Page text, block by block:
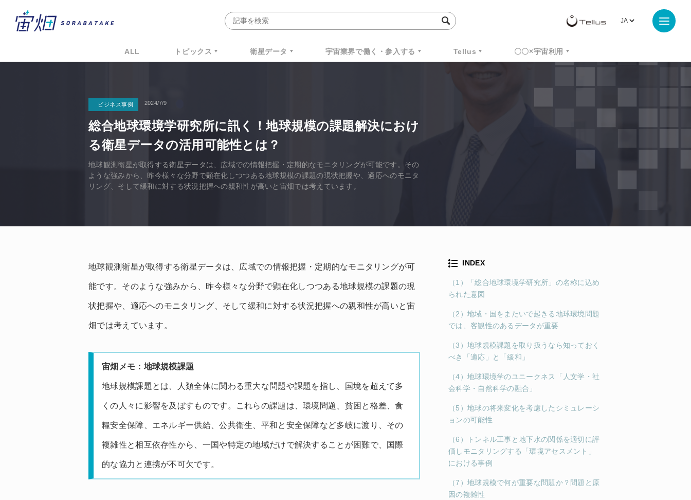
ALL トピックス 衛星データ 宇宙業界で働く・参入する Tellus 〇〇×宇宙利用
ビジネス事例 2024/7/9
総合地球環境学研究所に訊く！地球規模の課題解決におけ
る衛星データの活用可能性とは？
地球観測衛星が取得する衛星データは、広域での情報把握・定期的なモニタリングが可能です。その
ような強みから、昨今様々な分野で顕在化しつつある地球規模の課題の現状把握や、適応へのモニタ
リング、そして緩和に対する状況把握への親和性が高いと宙畑では考えています。
地球観測衛星が取得する衛星データは、広域での情報把握・定期的なモニタリングが可
能です。そのような強みから、昨今様々な分野で顕在化しつつある地球規模の課題の現
状把握や、適応へのモニタリング、そして緩和に対する状況把握への親和性が高いと宙
畑では考えています。
宙畑メモ：地球規模課題
地球規模課題とは、人類全体に関わる重大な問題や課題を指し、国境を超えて多
くの人々に影響を及ぼすものです。これらの課題は、環境問題、貧困と格差、食
糧安全保障、エネルギー供給、公共衛生、平和と安全保障など多岐に渡り、その
複雑性と相互依存性から、一国や特定の地域だけで解決することが困難で、国際
的な協力と連携が不可欠です。
INDEX
（1）「総合地球環境学研究所」の名称に込め
られた意図
（2）地域・国をまたいで起きる地球環境問題
では、客観性のあるデータが重要
（3）地球規模課題を取り扱うなら知っておく
べき「適応」と「緩和」
（4）地球環境学のユニークネス「人文学・社
会科学・自然科学の融合」
（5）地球の将来変化を考慮したシミュレーシ
ョンの可能性
（6）トンネル工事と地下水の関係を適切に評
価しモニタリングする「環境アセスメント」
における事例
（7）地球規模で何が重要な問題か？問題と原
因の複雑性